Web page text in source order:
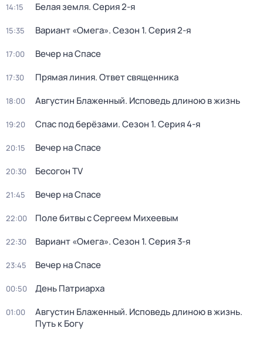
14:15 Белая земля. Серия 2-я
15:35 Вариант «Омега». Сезон 1. Серия 2-я
17:00 Вечер на Спасе
17:30 Прямая линия. Ответ священника
18:00 Августин Блаженный. Исповедь длиною в жизнь
19:20 Спас под берёзами. Сезон 1. Серия 4-я
20:15 Вечер на Спасе
20:30 Бесогон TV
21:45 Вечер на Спасе
22:00 Поле битвы с Сергеем Михеевым
22:30 Вариант «Омега». Сезон 1. Серия 3-я
23:45 Вечер на Спасе
00:50 День Патриарха
01:00
Августин Блаженный. Исповедь длиною в жизнь.
Путь к Богу